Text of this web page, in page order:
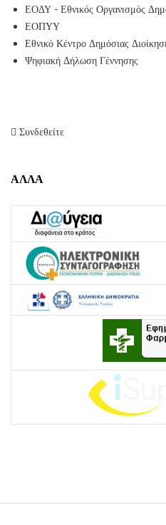
ΕΟΔΥ - Εθνικός Οργανισμός
ΕΟΠΥΥ
Εθνικό Κέντρο Δημόσιας
Ψηφιακή Δήλωση Γέννησης
Συνδεθείτε
ΑΛΛΑ